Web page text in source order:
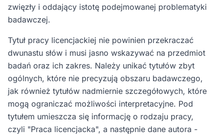
zwięzły i oddający istotę podejmowanej problematyki
badawczej.
Tytuł pracy licencjackiej nie powinien przekraczać
dwunastu słów i musi jasno wskazywać na przedmiot
badań oraz ich zakres. Należy unikać tytułów zbyt
ogólnych, które nie precyzują obszaru badawczego,
jak również tytułów nadmiernie szczegółowych, które
mogą ograniczać możliwości interpretacyjne. Pod
tytułem umieszcza się informację o rodzaju pracy,
czyli "Praca licencjacka", a następnie dane autora -